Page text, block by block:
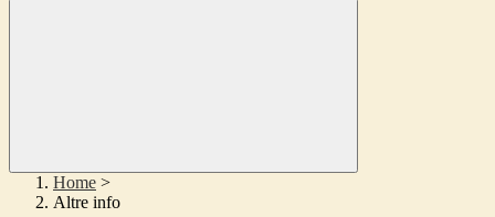
Home >
Altre info